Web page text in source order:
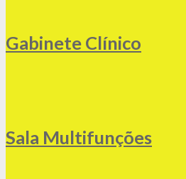
Gabinete Clínico
Sala Multifunções